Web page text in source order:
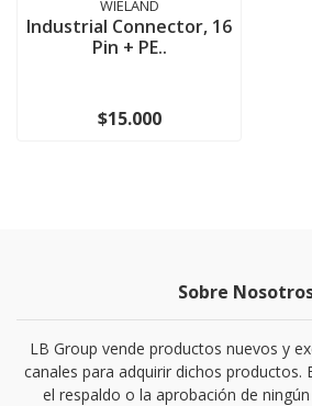
WIELAND
Industrial Connector, 16
Pin + PE..
$15.000
Sobre
LB Group vende productos nuevos y
canales para adquirir dichos productos.
el respaldo o la aprobación de